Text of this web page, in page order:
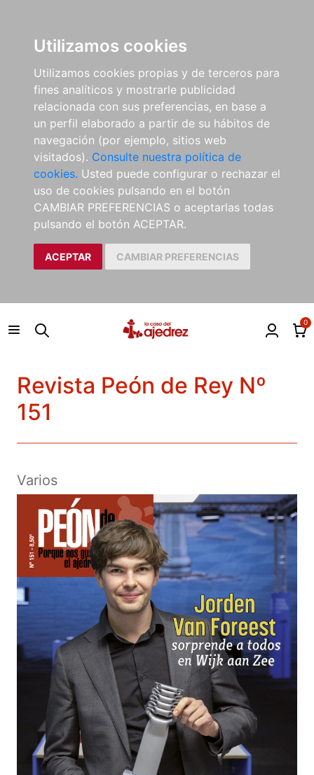
Utilizamos cookies
Utilizamos cookies propias y de terceros para
fines analíticos y mostrarle publicidad
relacionada con sus preferencias, en base a
un perfil elaborado a partir de su hábitos de
navegación (por ejemplo, sitios web
visitados). Consulte nuestra política de
cookies. Usted puede configurar o rechazar el
uso de cookies pulsando en el botón
CAMBIAR PREFERENCIAS o aceptarlas todas
pulsando el botón ACEPTAR.
ACEPTAR CAMBIAR PREFERENCIAS
0
Revista Peón de Rey Nº
151
Varios